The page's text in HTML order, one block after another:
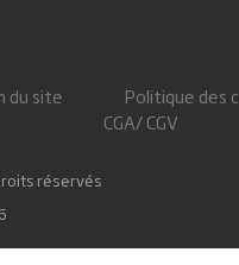
du site
Politique des
CGA/ CGV
réservés